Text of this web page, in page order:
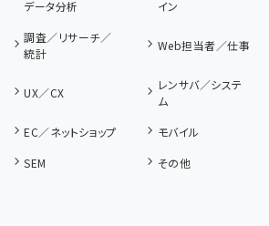
データ分析
イン
調査／リサーチ／
統計
Web担当者／仕事
UX／CX
レンサバ／システ
ム
EC／ネットショップ
モバイル
SEM その他